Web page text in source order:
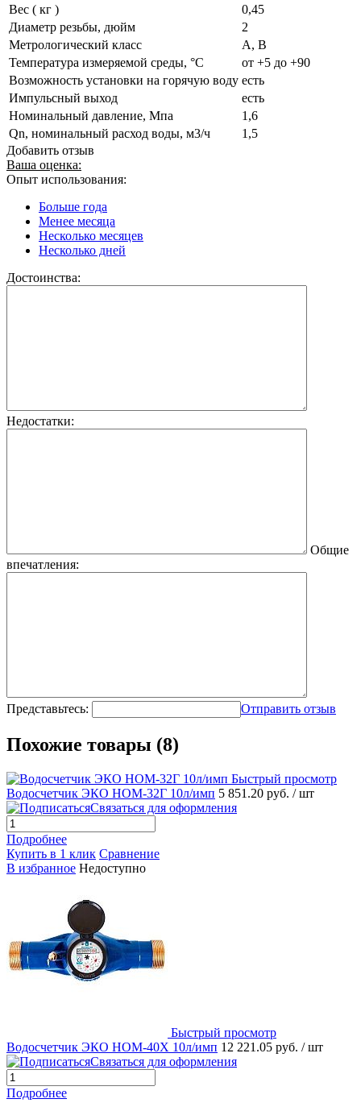
Вес ( кг )
0,45
Диаметр резьбы, дюйм
2
Метрологический класс
A, B
Температура измеряемой среды, °C
от +5 до +90
Возможность установки на горячую воду есть
Импульсный выход
есть
Номинальный давление, Мпа
1,6
Qn, номинальный расход воды, м3/ч
1,5
Добавить отзыв
Ваша оценка:
Опыт использования:
Больше года
Менее месяца
Несколько месяцев
Несколько дней
Достоинства:
Недостатки:
Общие
впечатления:
Представьтесь: Отправить отзыв
Похожие товары (8)
Быстрый просмотр
Водосчетчик ЭКО НОМ-32Г 10л/имп 5 851.20 руб. / шт
Связаться для оформления
Подробнее
Купить в 1 клик Сравнение
В избранное Недоступно
Быстрый просмотр
Водосчетчик ЭКО НОМ-40Х 10л/имп 12 221.05 руб. / шт
Связаться для оформления
Подробнее